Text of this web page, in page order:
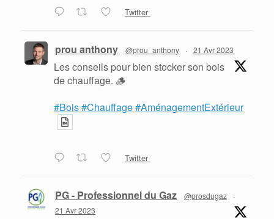
Twitter
prou anthony @prou_anthony · 21 Avr 2023
Les conseils pour bien stocker son bois
de chauffage. 🪵
#Bois#Chauffage#AménagementExtérieur
Twitter
PG - Professionnel du Gaz @prosdugaz
·
21 Avr 2023